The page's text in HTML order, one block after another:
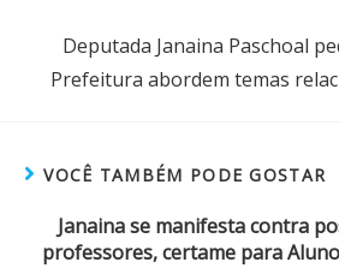
Deputada Janaina Paschoal
Prefeitura abordem temas
VOCÊ TAMBÉM PODE GOSTAR
Janaina se manifesta contra
professores, certame para